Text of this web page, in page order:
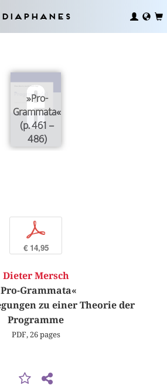
Diaphanes
»Pro-
Grammata«
(p. 461 –
486)
p
€ 14,95
Dieter Mersch
Grammata«
zu einer Theorie der
Programme
PDF, 26 pages